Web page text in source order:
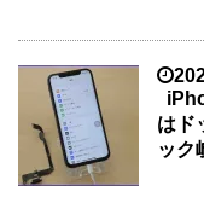
はド
ック